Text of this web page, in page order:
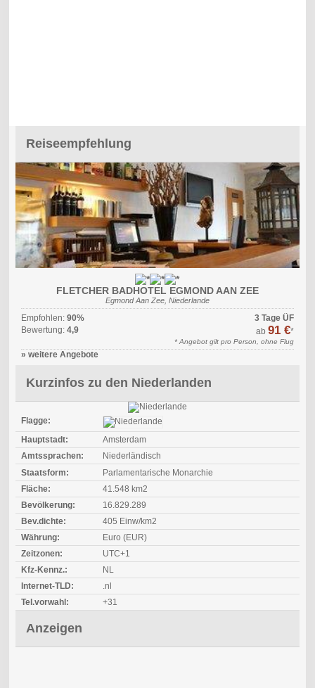
Reiseempfehlung
FLETCHER BADHOTEL EGMOND AAN ZEE
Egmond Aan Zee, Niederlande
Empfohlen: 90%
Bewertung: 4,9
3 Tage ÜF
ab91 €*
* Angebot gilt pro Person, ohne Flug
» weitere Angebote
Kurzinfos zu den Niederlanden
Flagge:
Hauptstadt:
Amsterdam
Amtssprachen:
Niederländisch
Staatsform:
Parlamentarische Monarchie
Fläche:
41.548 km2
Bevölkerung:
16.829.289
Bev.dichte:
405 Einw/km2
Währung:
Euro (EUR)
Zeitzonen:
UTC+1
Kfz-Kennz.:
NL
Internet-TLD:
.nl
Tel.vorwahl:
+31
Anzeigen